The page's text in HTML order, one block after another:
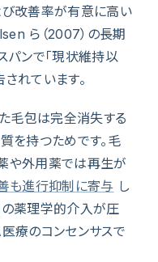
改善率が有意に高い
ら（2007）の長期
パンで「現状維持以
れています。
毛包は完全消失する
を持つためです。毛
や外用薬では再生が
も進行抑制に寄与 し
の薬理学的介入が圧
療のコンセンサスで